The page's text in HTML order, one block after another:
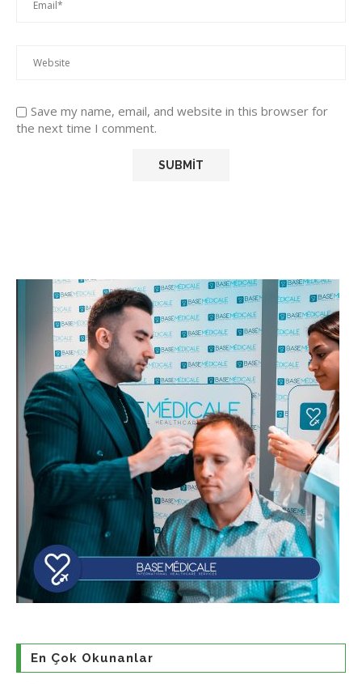
Save my name, email, and website in this browser for
the next time I comment.
En Çok Okunanlar